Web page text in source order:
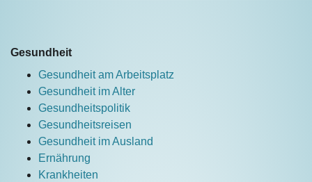
Gesundheit
Gesundheit am Arbeitsplatz
Gesundheit im Alter
Gesundheitspolitik
Gesundheitsreisen
Gesundheit im Ausland
Ernährung
Krankheiten